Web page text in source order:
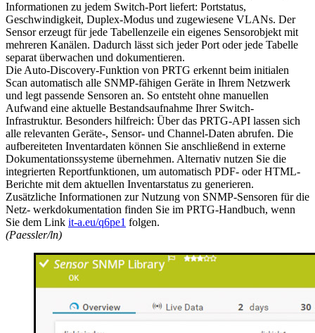
Informationen zu jedem Switch-Port liefert: Portstatus,
Geschwindigkeit, Duplex-Modus und zugewiesene VLANs. Der
Sensor erzeugt für jede Tabellenzeile ein eigenes Sensorobjekt mit
mehreren Kanälen. Dadurch lässt sich jeder Port oder jede Tabelle
separat überwachen und dokumentieren.
Die Auto-Discovery-Funktion von PRTG erkennt beim initialen
Scan automatisch alle SNMP-fähigen Geräte in Ihrem Netzwerk
und legt passende Sensoren an. So entsteht ohne manuellen
Aufwand eine aktuelle Bestandsaufnahme Ihrer Switch-
Infrastruktur. Besonders hilfreich: Über das PRTG-API lassen sich
alle relevanten Geräte-, Sensor- und Channel-Daten abrufen. Die
aufbereiteten Inventardaten können Sie anschließend in externe
Dokumentationssysteme übernehmen. Alternativ nutzen Sie die
integrierten Reportfunktionen, um automatisch PDF- oder HTML-
Berichte mit dem aktuellen Inventarstatus zu generieren.
Zusätzliche Informationen zur Nutzung von SNMP-Sensoren für die
Netz- werkdokumentation finden Sie im PRTG-Handbuch, wenn
Sie dem Link it-a.eu/q6pe1 folgen.
(Paessler/ln)